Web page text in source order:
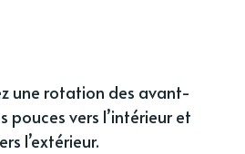
une rotation des avant-
pouces vers l’intérieur et
l’extérieur.